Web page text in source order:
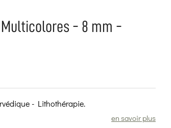
- 8 mm -
- Lithothérapie.
en savoir plus